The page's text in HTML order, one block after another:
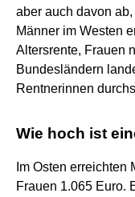
aber auch davon
Männer im Westen
Altersrente, Frauen
Bundesländern
Rentnerinnen
Wie hoch ist
Im Osten erreichten
Frauen 1.065 Euro.